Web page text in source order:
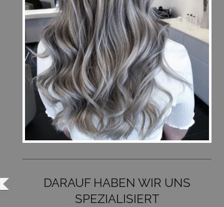
DARAUF HABEN WIR UNS
SPEZIALISIERT